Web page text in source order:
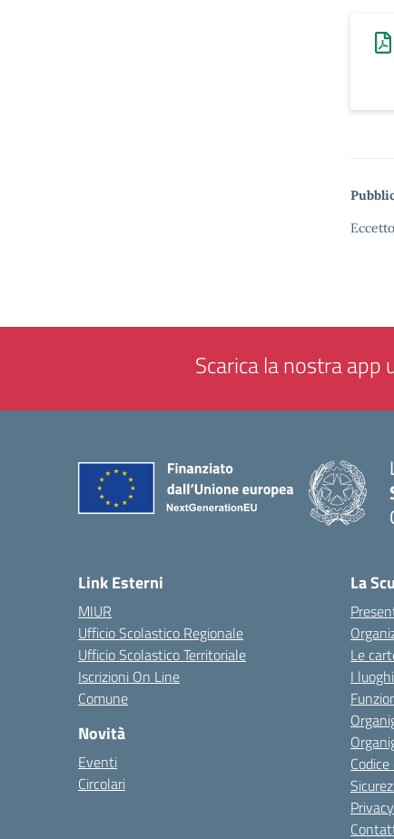
Scarica la nostra app
Link Esterni
MIUR
Ufficio Scolastico Regionale
Ufficio Scolastico Territoriale
Iscrizioni On Line
Comune
Novità
Eventi
Circolari
La
Le
I luoghi
Privacy